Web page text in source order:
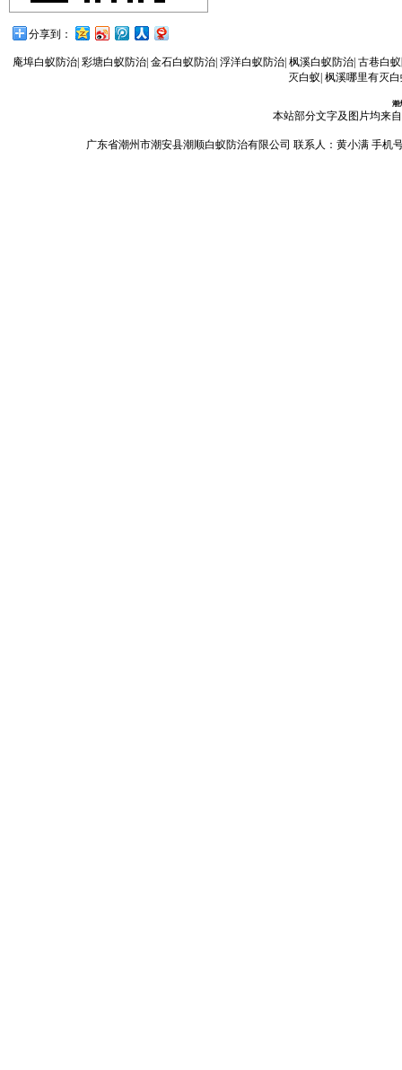
分享到：
庵埠白蚁防治| 彩塘白蚁防治| 金石白蚁防治| 浮洋白蚁防治| 枫溪白蚁防治| 古巷白
灭白蚁 枫溪哪里有灭白
潮
本站部分文字及图片均来
广东省潮州市潮安县潮顺白蚁防治有限公司 联系人：黄小满 手机